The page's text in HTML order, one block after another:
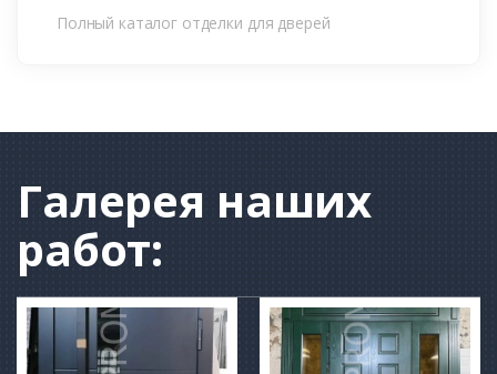
Полный каталог отделки для дверей
Галерея наших
работ: